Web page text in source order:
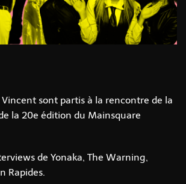
sont partis à la rencontre de la
la 20e édition du Mainsquare
de Yonaka, The Warning,
Rapides.